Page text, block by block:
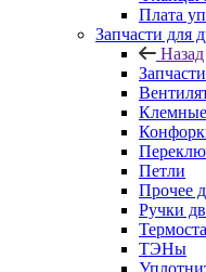
Плата
Запчасти для
Назад
Петли
Прочее
Ручки
ТЭНы